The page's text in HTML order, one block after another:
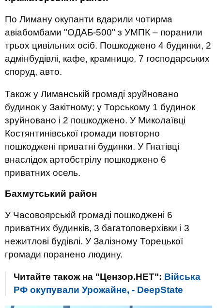
По Лиману окупанти вдарили чотирма
авіабомбами "ОДАБ-500" з УМПК – поранили
трьох цивільних осіб. Пошкоджено 4 будинки, 2
адмінбудівлі, кафе, крамницю, 7 господарських
споруд, авто.
Також у Лиманській громаді зруйновано
будинок у Закітному; у Торському 1 будинок
зруйновано і 2 пошкоджено. У Миколаївці
Костянтинівської громади повторно
пошкоджені приватні будинки. У Гнатівці
внаслідок артобстрілу пошкоджено 6
приватних осель.
Бахмутський район
У Часовоярській громаді пошкоджені 6
приватних будинків, 3 багатоповерхівки і 3
нежитлові будівлі. У Залізному Торецької
громади поранено людину.
Читайте також на "Цензор.НЕТ": Війська
РФ окупували Урожайне, - DeepState